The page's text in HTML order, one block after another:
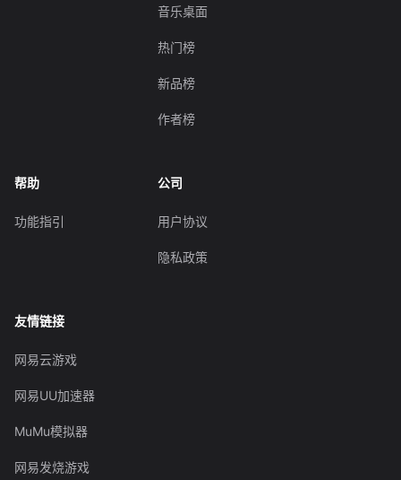
音乐桌面
热门榜
新品榜
作者榜
帮助
功能指引
公司
用户协议
隐私政策
友情链接
网易云游戏
网易UU加速器
MuMu模拟器
网易发烧游戏